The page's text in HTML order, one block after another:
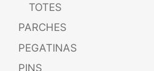
TOTES
PARCHES
PEGATINAS
PINS